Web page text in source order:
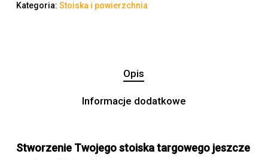
Kategoria: Stoiska i powierzchnia
Opis
Informacje dodatkowe
Stworzenie Twojego stoiska targowego jeszcze